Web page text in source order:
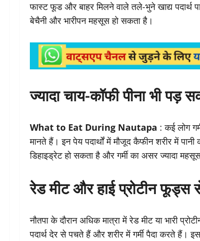
फास्ट फूड और बाहर मिलने वाले तले-भुने खाद्य
बेचैनी और भारीपन महसूस हो सकता है।
ज्यादा चाय-कॉफी पीना भी पड़
What to Eat During Nautapa : कई लोग
मानते हैं। इन पेय पदार्थों में मौजूद कैफीन शरीर में
डिहाइड्रेट हो सकता है और गर्मी का असर ज्यादा
रेड मीट और हाई प्रोटीन फूड्स
नौतपा के दौरान अधिक मात्रा में रेड मीट या भारी
पदार्थ देर से पचते हैं और शरीर में गर्मी पैदा करते हैं।